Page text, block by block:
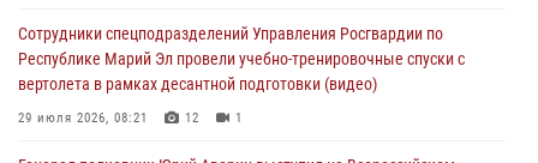
07 августа 2026, 05:43 10
Представитель вневедомственной охраны Управления Росгвардии
по Республике Марий Эл принял участие в учебно-методическом
Сотрудники спецподразделений Управления Росгвардии по
Республике Марий Эл провели учебно-тренировочные спуски с
вертолета в рамках десантной подготовки (видео)
29 июля 2026, 08:21 12 1